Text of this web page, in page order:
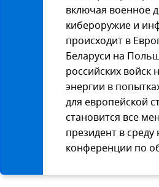
включая военное
кибероружие и
происходит в
Беларуси на
российских войск
энергии в
для европейской
становится все
президент в
конференции по